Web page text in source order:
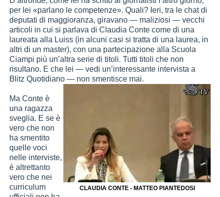
per lei «parlano le competenze». Quali? Ieri, tra le chat di
deputati di maggioranza, giravano — maliziosi — vecchi
articoli in cui si parlava di Claudia Conte come di una
laureata alla Luiss (in alcuni casi si tratta di una laurea, in
altri di un master), con una partecipazione alla Scuola
Ciampi più un’altra serie di titoli. Tutti titoli che non
risultano. E che lei — vedi un’interessante intervista a
Blitz Quotidiano — non smentisce mai.
CLAUDIA CONTE - MATTEO PIANTEDOSI
Ma Conte è
una ragazza
sveglia. E se è
vero che non
ha smentito
quelle voci
nelle interviste,
è altrettanto
vero che nei
curriculum